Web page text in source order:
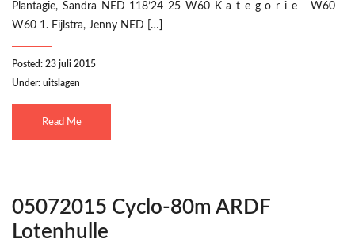
Plantagie, Sandra NED 118’24 25 W60 K a t e g o r i e W60
W60 1. Fijlstra, Jenny NED […]
Posted: 23 juli 2015
Under: uitslagen
Read Me
05072015 Cyclo-80m ARDF
Lotenhulle